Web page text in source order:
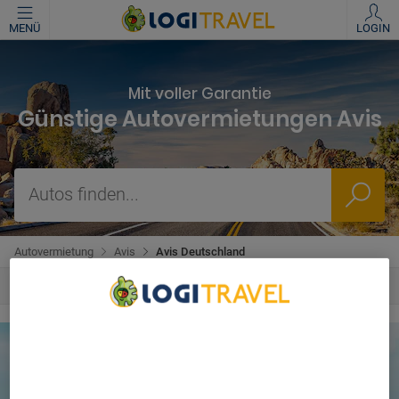
MENÜ LOGIN
Mit voller Garantie
Günstige Autovermietungen Avis
Autos finden...
Avis Deutschland
Avis
Autovermietung